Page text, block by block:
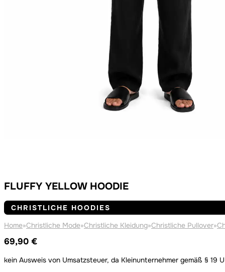
FLUFFY YELLOW HOODIE
CHRISTLICHE HOODIES
Home»Christliche Mode»Christliche Kleidung»Christliche Pullover»
69,90 €
kein Ausweis von Umsatzsteuer, da Kleinunternehmer gemäß § 19